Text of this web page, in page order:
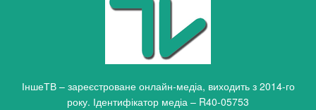
ІншеТВ – зареєстроване онлайн-медіа, виходить з 2014-го
року. Ідентифікатор медіа – R40-05753